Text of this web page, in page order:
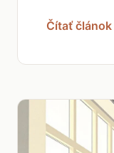
Čítať